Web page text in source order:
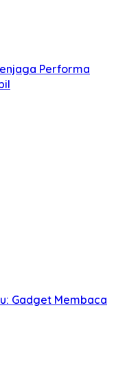
Performa
Gadget Membaca